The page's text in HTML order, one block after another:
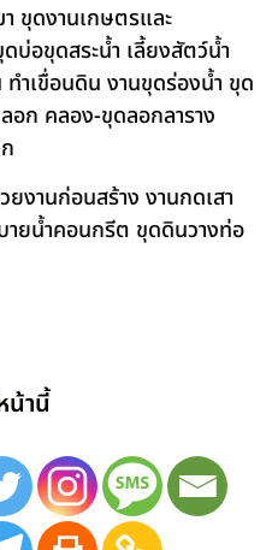
ขุดงานเกษตรและ
บ่อขุดสระน้ำ เลี้ยงสัตว์น้ำ
ำเขื่อนดิน งานขุดร่องน้ำ ขุด
อก คลอง-ขุดลอกลาราง
งานก่อนสร้าง งานกดเสา
ายน้ำคอนกรีต ขุดดินวางท่อ
น้านี้